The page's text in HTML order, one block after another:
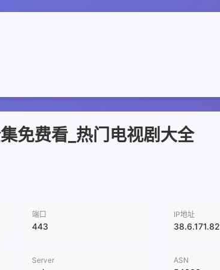
免费看_热门电视剧大全
端口
443
IP地址
38.6.171.82
Server ASN